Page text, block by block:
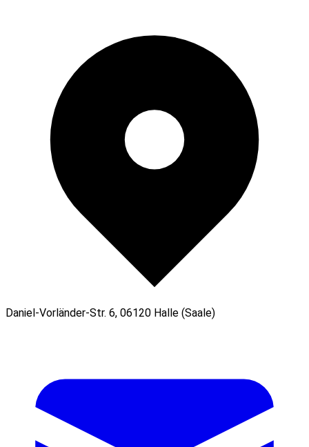
Daniel-Vorländer-Str. 6, 06120 Halle (Saale)